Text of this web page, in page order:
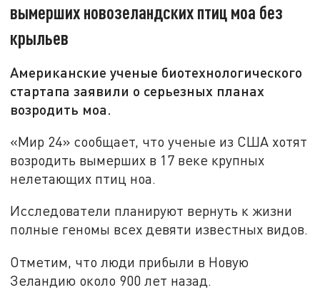
вымерших новозеландских птиц моа без
крыльев
Американские ученые биотехнологического
стартапа заявили о серьезных планах
возродить моа.
«Мир 24» сообщает, что ученые из США хотят
возродить вымерших в 17 веке крупных
нелетающих птиц ноа.
Исследователи планируют вернуть к жизни
полные геномы всех девяти известных видов.
Отметим, что люди прибыли в Новую
Зеландию около 900 лет назад.